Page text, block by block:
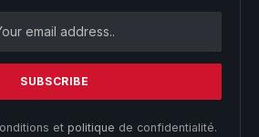
et politique de confidentialité.